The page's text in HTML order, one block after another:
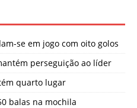
se em jogo com oito golos
perseguição ao líder
quarto lugar
balas na mochila